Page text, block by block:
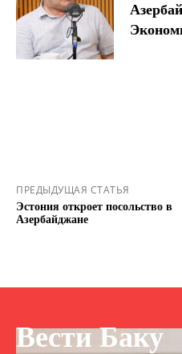
ПРЕДЫДУЩАЯ СТАТЬЯ
Эстония откроет посольство в
Азербайджане
Вести Баку